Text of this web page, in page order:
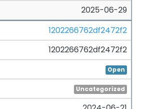
2025-06-29
1202266762df2472f2
1202266762df2472f2
Open
Uncategorized